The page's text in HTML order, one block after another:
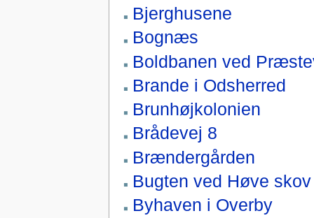
Bjerghusene
Bognæs
Boldbanen ved
Brande i Odsherred
Brunhøjkolonien
Brådevej 8
Brændergården
Bugten ved Høve
Byhaven i Overby